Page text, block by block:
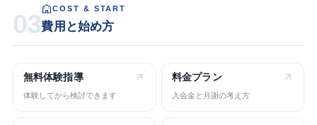
03
COST & START
費用と始め方
無料体験指導
体験してから検討できます
料金プラン
入会金と月謝の考え方